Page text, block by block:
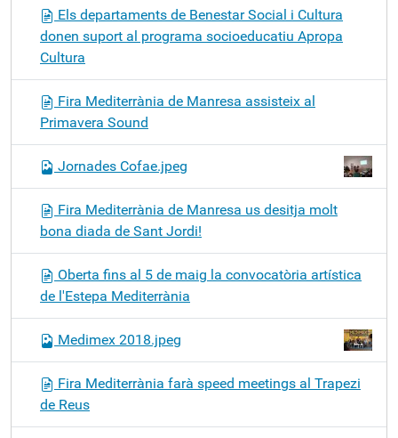
Els departaments de Benestar Social i Cultura
donen suport al programa socioeducatiu Apropa
Cultura
Fira Mediterrània de Manresa assisteix al
Primavera Sound
Jornades Cofae.jpeg
Fira Mediterrània de Manresa us desitja molt
bona diada de Sant Jordi!
Oberta fins al 5 de maig la convocatòria artística
de l'Estepa Mediterrània
Medimex 2018.jpeg
Fira Mediterrània farà speed meetings al Trapezi
de Reus